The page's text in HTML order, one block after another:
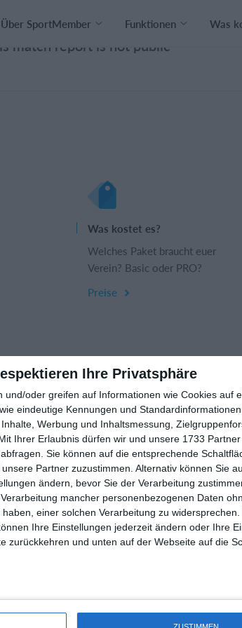
Ihre Privatsphäre
oder greifen auf Informationen wie Cookies auf
eindeutige Kennungen und
Werbung und Inhaltsmessung,
Ihrer Erlaubnis dürfen wir und unsere 1733
Sie können auf die entsprechende
Partner zuzustimmen. Alternativ können Sie
ändern, bevor Sie der Verarbeitung
mancher personenbezogenen Daten
einer solchen Verarbeitung zu
Ihre Einstellungen jederzeit ändern oder Ihre
zurückkehren und unten auf der Webseite auf die
ZUSTIMMEN
Über SportMember Funktionen Was
match report is not public
Was kostet es?
Welches Paket braucht euer
Verein? Basic oder PRO?
Preise
Hilfe
Sportregeln